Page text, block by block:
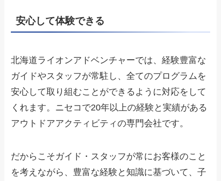
安心して体験できる
北海道ライオンアドベンチャーでは、経験豊富な
ガイドやスタッフが常駐し、全てのプログラムを
安心して取り組むことができるように対応をして
くれます。ニセコで20年以上の経験と実績がある
アウトドアアクティビティの専門会社です。
だからこそガイド・スタッフが常にお客様のこと
を考えながら、豊富な経験と知識に基づいて、子